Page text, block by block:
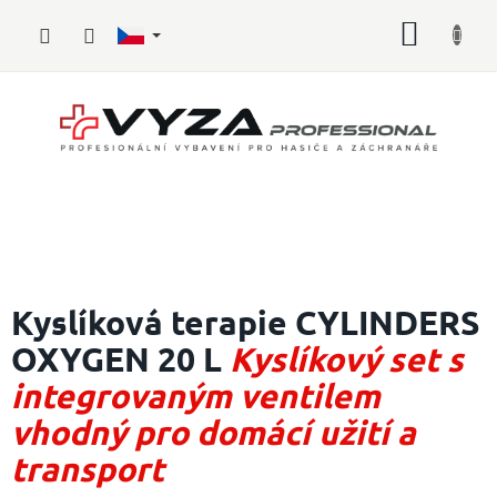
Požární
sport
Zdravotnické
vybavení
Oblečení,
Kyslíková terapie CYLINDERS
OXYGEN 20 L Kyslíkový set s
integrovaným ventilem
vhodný pro domácí užití a
transport